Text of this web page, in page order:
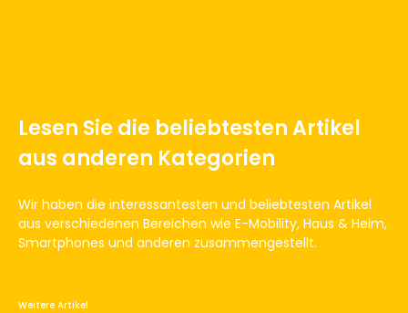
Lesen Sie die beliebtesten Artikel
aus anderen Kategorien
Wir haben die interessantesten und beliebtesten Artikel
aus verschiedenen Bereichen wie E-Mobility, Haus & Heim,
Smartphones und anderen zusammengestellt.
Weitere Artikel